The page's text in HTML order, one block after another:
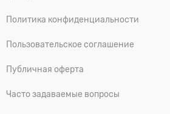
Политика конфиденциальности
Пользовательское соглашение
Публичная оферта
Часто задаваемые вопросы